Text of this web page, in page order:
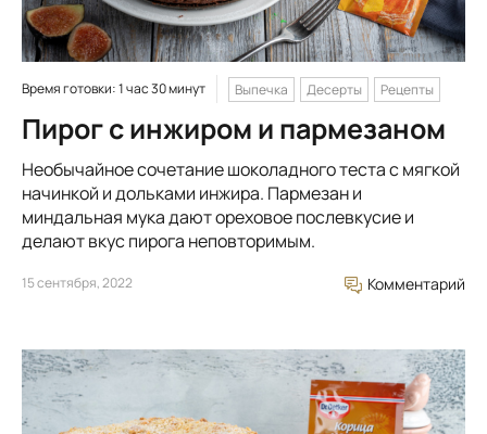
Время готовки: 1 час 30 минут Выпечка Десерты Рецепты
Пирог с инжиром и пармезаном
Необычайное сочетание шоколадного теста с мягкой
начинкой и дольками инжира. Пармезан и
миндальная мука дают ореховое послевкусие и
делают вкус пирога неповторимым.
15 сентября, 2022 Комментарий